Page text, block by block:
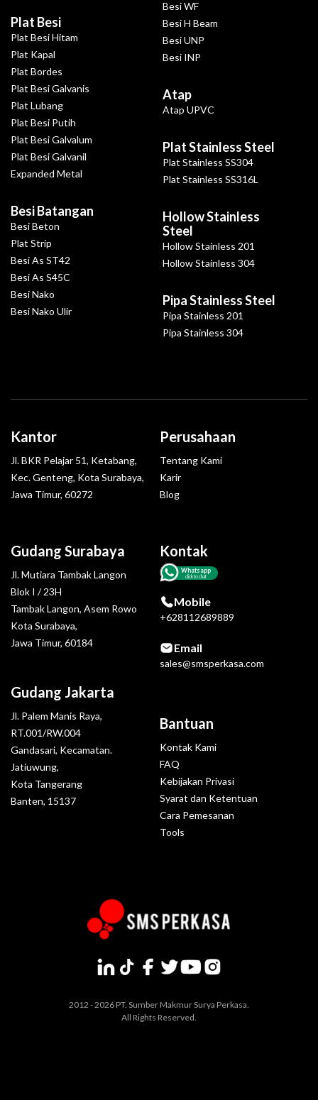
Plat Besi
Plat Besi Hitam
Plat Kapal
Plat Bordes
Plat Besi Galvanis
Plat Lubang
Plat Besi Putih
Plat Besi Galvalum
Plat Besi Galvanil
Expanded Metal
Besi Batangan
Besi Beton
Plat Strip
Besi As ST42
Besi As S45C
Besi Nako
Besi Nako Ulir
Besi WF
Besi H Beam
Besi UNP
Besi INP
Atap
Atap UPVC
Plat Stainless Steel
Plat Stainless SS304
Plat Stainless SS316L
Hollow Stainless
Steel
Hollow Stainless 201
Hollow Stainless 304
Pipa Stainless Steel
Pipa Stainless 201
Pipa Stainless 304
Gudang Surabaya
Jl. Mutiara Tambak Langon
Blok I / 23H
Tambak Langon, Asem Rowo
Kota Surabaya,
Jawa Timur, 60184
Gudang Jakarta
Jl. Palem Manis Raya,
RT.001/RW.004
Gandasari, Kecamatan.
Jatiuwung,
Kota Tangerang
Banten, 15137
Kantor
Jl. BKR Pelajar 51, Ketabang,
Kec. Genteng, Kota Surabaya,
Jawa Timur, 60272
Kontak
Whatsapp
click to chat
Mobile
+628112689889
Email
sales@smsperkasa.com
Perusahaan
Tentang Kami
Karir
Blog
Bantuan
Kontak Kami
FAQ
Kebijakan Privasi
Syarat dan Ketentuan
Cara Pemesanan
Tools
2012 - 2026 PT. Sumber Makmur Surya Perkasa.
All Rights Reserved.